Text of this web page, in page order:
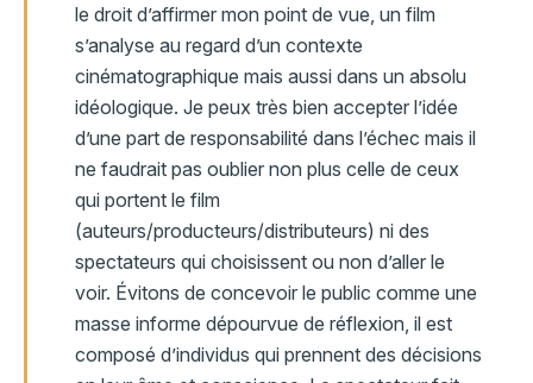
le droit d’affirmer mon point de vue, un film
s’analyse au regard d’un contexte
cinématographique mais aussi dans un absolu
idéologique. Je peux très bien accepter l’idée
d’une part de responsabilité dans l’échec mais il
ne faudrait pas oublier non plus celle de ceux
qui portent le film
(auteurs/producteurs/distributeurs) ni des
spectateurs qui choisissent ou non d’aller le
voir. Évitons de concevoir le public comme une
masse informe dépourvue de réflexion, il est
composé d’individus qui prennent des décisions